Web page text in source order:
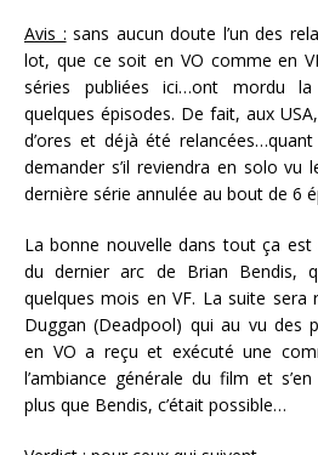
Avis : sans aucun doute l’un des
lot, que ce soit en VO comme en
séries publiées ici…ont mordu
quelques épisodes. De fait, aux
d’ores et déjà été
demander s’il reviendra en solo vu
dernière série annulée au bout de 6
La bonne nouvelle dans tout ça est
du dernier arc de Brian Bendis,
quelques mois en VF. La suite sera
Duggan (Deadpool) qui au vu des
en VO a reçu et exécuté une
l’ambiance générale du film et
plus que Bendis, c’était possible…